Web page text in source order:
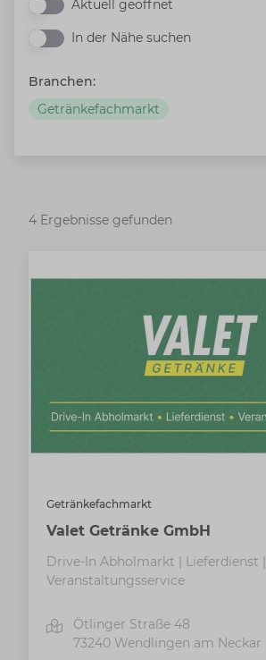
Aktuell geöffnet
Aktuell geöffnet
In der Nähe suchen
In der Nähe suchen
Branchen:
Getränkefachmarkt
4 Ergebnisse gefunden
Getränkefachmarkt
Valet Getränke GmbH
Drive-In Abholmarkt | Lieferdienst |
Veranstaltungsservice
Ötlinger Straße 48
73240 Wendlingen am Neckar